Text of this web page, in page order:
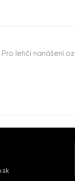
lehčí nanášení